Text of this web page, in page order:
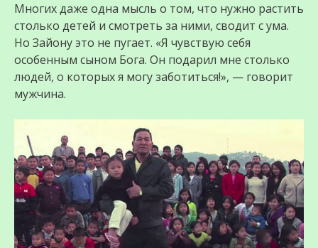
Многих даже одна мысль о том, что нужно растить
столько детей и смотреть за ними, сводит с ума.
Но Зайону это не пугает. «Я чувствую себя
особенным сыном Бога. Он подарил мне столько
людей, о которых я могу заботиться!», — говорит
мужчина.